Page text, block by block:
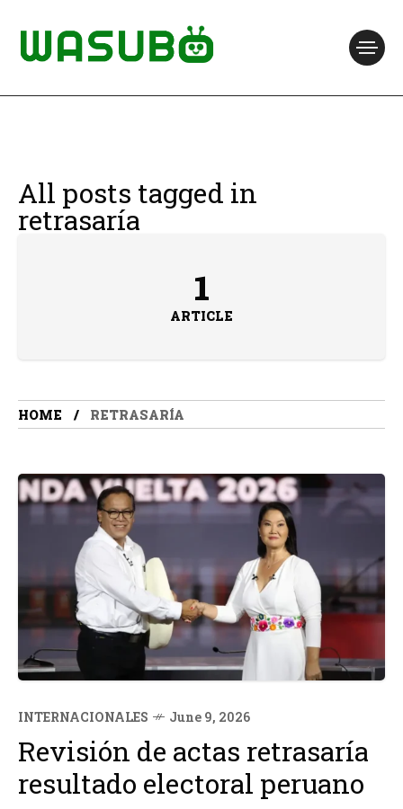
All posts tagged in
retrasaría
1
ARTICLE
HOME RETRASARÍA
INTERNACIONALES June 9, 2026
Revisión de actas retrasaría
resultado electoral peruano